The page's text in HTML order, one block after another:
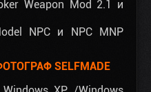
Weapon Mod 2.1 и
NPC и NPC MNP
SELFMADE